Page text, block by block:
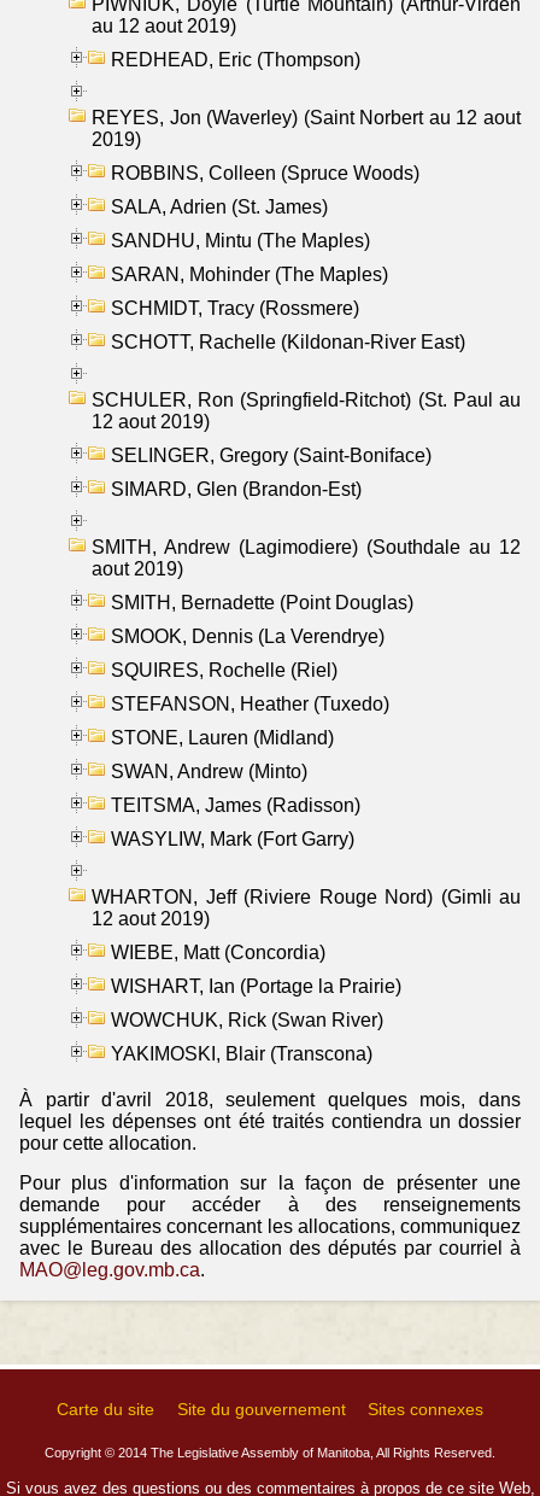
au 12 aout 2019)
REDHEAD, Eric (Thompson)
REYES, Jon (Waverley) (Saint Norbert au 12 aout
2019)
ROBBINS, Colleen (Spruce Woods)
SALA, Adrien (St. James)
SANDHU, Mintu (The Maples)
SARAN, Mohinder (The Maples)
SCHMIDT, Tracy (Rossmere)
SCHOTT, Rachelle (Kildonan-River East)
SCHULER, Ron (Springfield-Ritchot) (St. Paul au
12 aout 2019)
SELINGER, Gregory (Saint-Boniface)
SIMARD, Glen (Brandon-Est)
SMITH, Andrew (Lagimodiere) (Southdale au 12
aout 2019)
SMITH, Bernadette (Point Douglas)
SMOOK, Dennis (La Verendrye)
SQUIRES, Rochelle (Riel)
STEFANSON, Heather (Tuxedo)
STONE, Lauren (Midland)
SWAN, Andrew (Minto)
TEITSMA, James (Radisson)
WASYLIW, Mark (Fort Garry)
WHARTON, Jeff (Riviere Rouge Nord) (Gimli au
12 aout 2019)
WIEBE, Matt (Concordia)
WISHART, Ian (Portage la Prairie)
WOWCHUK, Rick (Swan River)
YAKIMOSKI, Blair (Transcona)
À partir d'avril 2018, seulement quelques mois, dans
lequel les dépenses ont été traités contiendra un dossier
pour cette allocation.
Pour plus d'information sur la façon de présenter une
demande pour accéder à des renseignements
supplémentaires concernant les allocations, communiquez
avec le Bureau des allocation des députés par courriel à
MAO@leg.gov.mb.ca.
Carte du site Site du gouvernement Sites connexes
Copyright © 2014 The Legislative Assembly of Manitoba, All Rights Reserved.
Si vous avez des questions ou des commentaires à propos de ce site Web,